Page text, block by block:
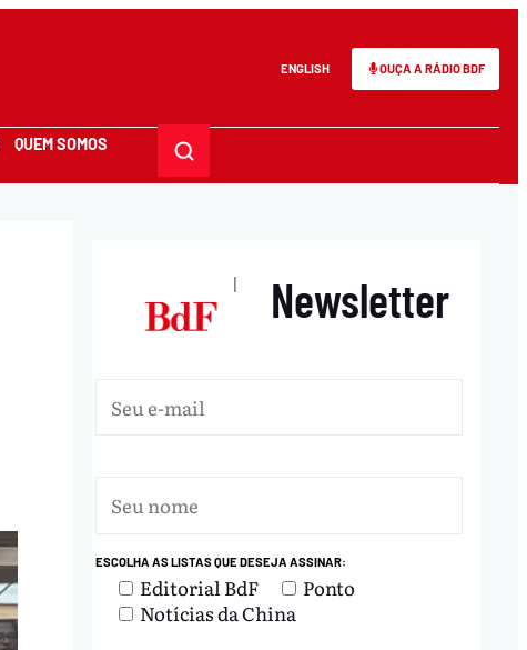
ENGLISH OUÇA A RÁDIO BDF
QUEM SOMOS
| Newsletter
ESCOLHA AS LISTAS QUE DESEJA ASSINAR:
Editorial BdF
Ponto
Notícias da China